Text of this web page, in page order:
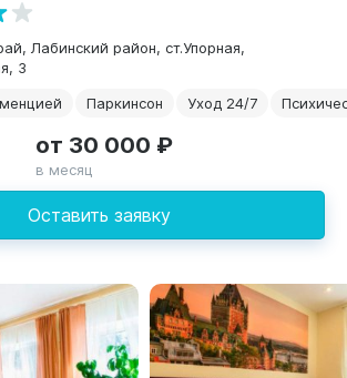
Лабинский район, ст.Упорная,
3
Паркинсон Уход 24/7
Оставить заявку
от 30 000 ₽
в месяц